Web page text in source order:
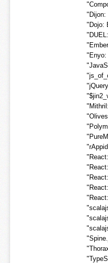
"Dijon:
"Dojo:
"Enyo: